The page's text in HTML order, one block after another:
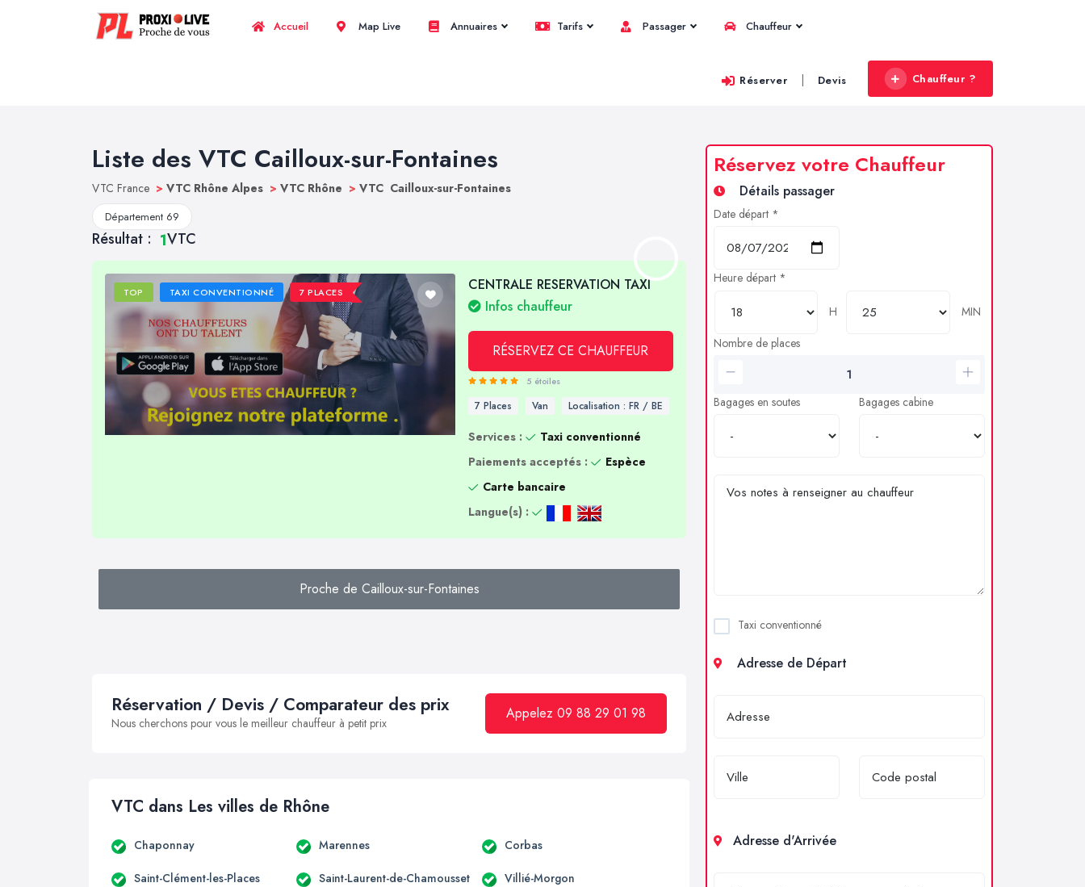
Accueil Map Live Annuaires Tarifs Passager Chauffeur
Réserver | Devis Chauffeur ?
Liste des VTC Cailloux-sur-Fontaines
VTC France > VTC Rhône Alpes > VTC Rhône > VTC Cailloux-sur-Fontaines
Département 69
Résultat : 1VTC
TOP TAXI CONVENTIONNÉ 7 PLACES
CENTRALE RESERVATION TAXI
Infos chauffeur
RÉSERVEZ CE CHAUFFEUR
5 étoiles
7 Places Van Localisation : FR / BE
Services :
Taxi conventionné
Paiements acceptés :
Espèce
Carte bancaire
Langue(s) :
Proche de Cailloux-sur-Fontaines
Réservation / Devis / Comparateur des prix
Nous cherchons pour vous le meilleur chauffeur à petit prix
Appelez 09 88 29 01 98
VTC dans Les villes de Rhône
Chaponnay Marennes Corbas
Saint-Clément-les-Places Saint-Laurent-de-Chamousset Villié-Morgon
Réservez votre Chauffeur
Détails passager
Date départ *
Heure départ *
H
MIN
Nombre de places
Bagages en soutes Bagages cabine
Taxi conventionné
Adresse de Départ
Adresse d'Arrivée